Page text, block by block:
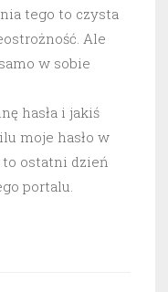
tego to czysta
Ale
w sobie
hasła i jakiś
moje hasło w
ostatni dzień
portalu.